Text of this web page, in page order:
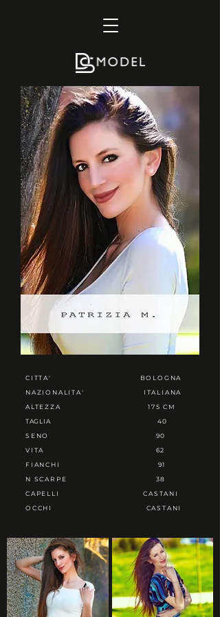
CITTA'
NAZIONALITA'
ALTEZZA
TAGLIA
SENO
VITA
FIANCHI
N SCARPE
CAPELLI
OCCHI
BOLOGNA
ITALIANA
175 CM
40
90
62
91
38
CASTANI
CASTANI